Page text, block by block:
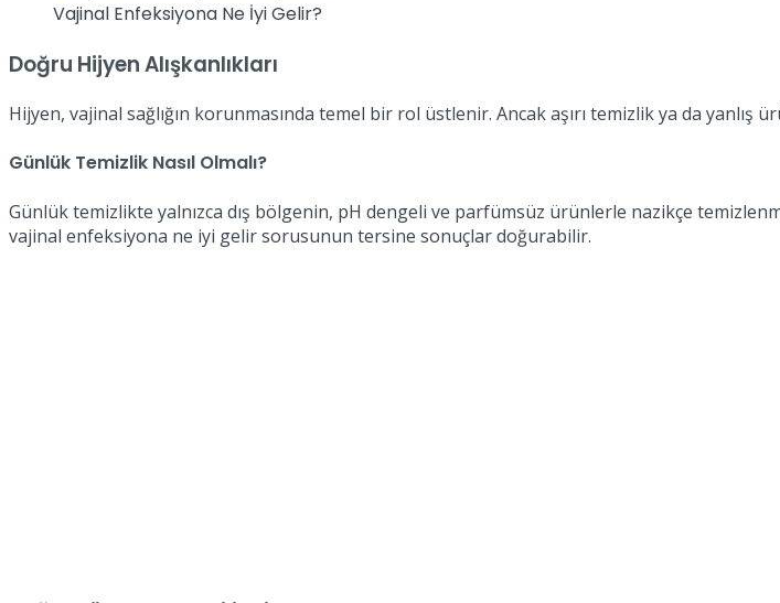
Vajinal Enfeksiyona Ne İyi Gelir?
Doğru Hijyen Alışkanlıkları
Hijyen, vajinal sağlığın korunmasında temel bir rol üstlenir. Ancak aşırı temizlik ya da yanlış
Günlük Temizlik Nasıl Olmalı?
Günlük temizlikte yalnızca dış bölgenin, pH dengeli ve parfümsüz ürünlerle nazikçe
vajinal enfeksiyona ne iyi gelir sorusunun tersine sonuçlar doğurabilir.